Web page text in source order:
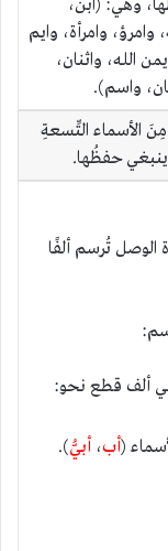
وهي: (ابن،
وامرؤ، وامرأة، وايم
الله، واثنان،
واسم).
مِنَ الأسماء التِّسعةِ
ينبغي حفظُها.
الوصل تُرسم ألفًا
ألف قطع نحو:
(أب، أبيُّ).